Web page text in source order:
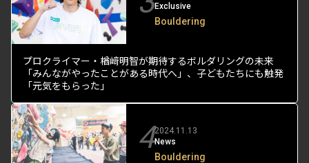
Exclusive
Bouldering
プロクライマー・楢﨑明智が期待するボルダリングの未来
「みんながやったことがある時代へ」、子どもたちにも触発
「元気をもらった」
42024.11.13
News
Bouldering